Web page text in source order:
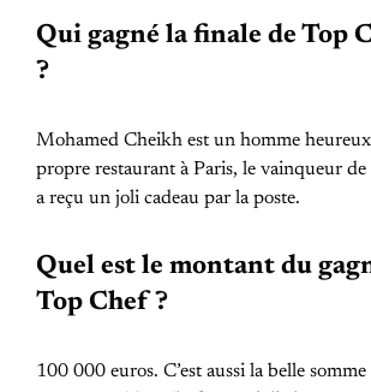
Qui gagné la finale de Top
?
Mohamed Cheikh est un homme heureux
propre restaurant à Paris, le vainqueur
a reçu un joli cadeau par la poste.
Quel est le montant du
Top Chef ?
100 000 euros. C’est aussi la belle somme